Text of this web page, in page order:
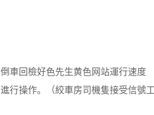
車回檢好色先生黄色网站運行速度
行操作。（絞車房司機隻接受信號